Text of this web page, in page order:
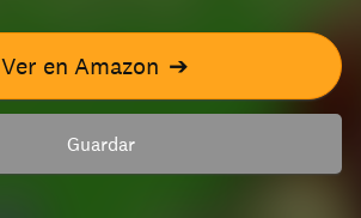
Ver en Amazon ➔
Guardar